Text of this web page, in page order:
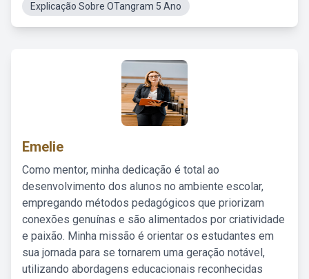
Explicação Sobre OTangram 5 Ano
Emelie
Como mentor, minha dedicação é total ao
desenvolvimento dos alunos no ambiente escolar,
empregando métodos pedagógicos que priorizam
conexões genuínas e são alimentados por criatividade
e paixão. Minha missão é orientar os estudantes em
sua jornada para se tornarem uma geração notável,
utilizando abordagens educacionais reconhecidas